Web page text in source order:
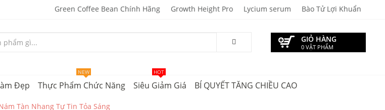
Green Coffee Bean Chính Hãng Growth Height Pro Lycium serum Bào Tử Lợi Khuẩn
GIỎ HÀNG
0 VẬT PHẨM
Đẹp Thực Phẩm Chức Năng
NEW
Siêu Giảm Giá
HOT
BÍ QUYẾT TĂNG CHIỀU CAO
Tàn Nhang Tự Tin Tỏa Sáng